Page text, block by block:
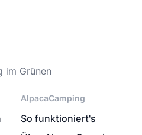
im Grünen
AlpacaCamping
So funktioniert's